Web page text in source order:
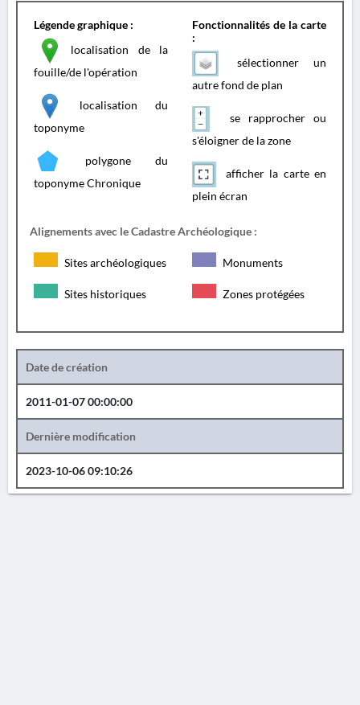
Légende graphique :
localisation de la
fouille/de l'opération
localisation du
toponyme
polygone du
toponyme Chronique
Fonctionnalités de la carte
:
sélectionner un
autre fond de plan
se rapprocher ou
s'éloigner de la zone
afficher la carte en
plein écran
Alignements avec le Cadastre Archéologique :
Sites archéologiques Monuments
Sites historiques Zones protégées
Date de création
2011-01-07 00:00:00
Dernière modification
2023-10-06 09:10:26